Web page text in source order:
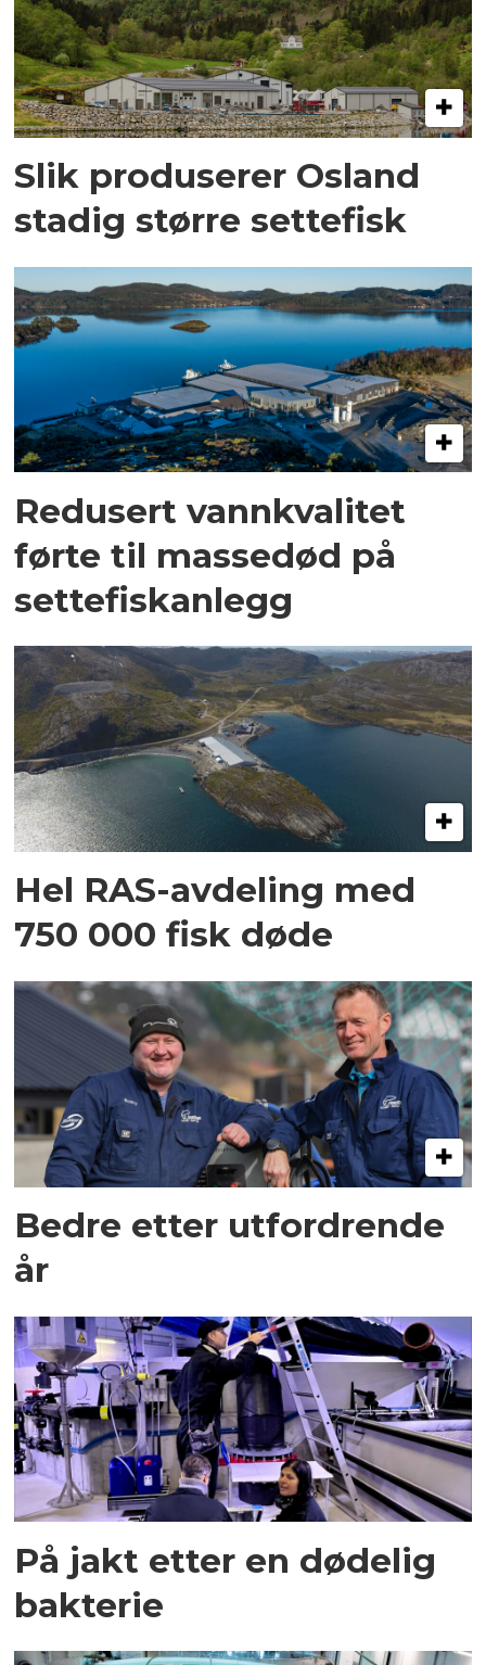
Slik produserer Osland
stadig større settefisk
Redusert vannkvalitet
førte til massedød på
settefiskanlegg
Hel RAS-avdeling med
750 000 fisk døde
Bedre etter utfordrende
år
På jakt etter en dødelig
bakterie